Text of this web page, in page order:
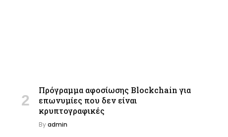
Πρόγραμμα αφοσίωσης Blockchain για
επωνυμίες που δεν είναι
κρυπτογραφικές
Byadmin